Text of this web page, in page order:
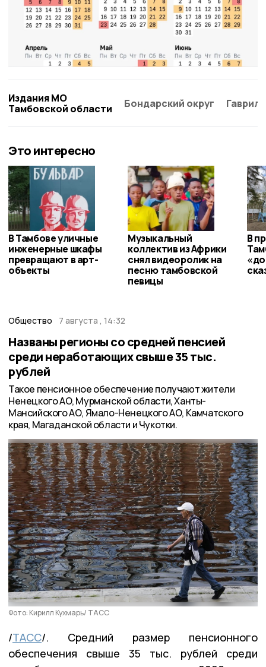
Издания МО
Тамбовской области
Бондарский округ
Это интересно
В Тамбове уличные
инженерные шкафы
превращают в арт-
объекты
Музыкальный
коллектив из Африки
снял видеоролик на
песню тамбовской
певицы
В
Общество 7 августа , 14:32
Названы регионы со средней пенсией
среди неработающих свыше 35 тыс.
рублей
Такое пенсионное обеспечение получают жители
Ненецкого АО, Мурманской области, Ханты-
Мансийского АО, Ямало-Ненецкого АО, Камчатского
края, Магаданской области и Чукотки.
Фото: Кирилл Кухмарь/ ТАСС
/ТАСС/. Средний размер пенсионного
обеспечения свыше 35 тыс. рублей среди